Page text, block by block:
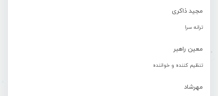
مجید ذاکری
ترانه سرا
معین راهبر
تنظیم کننده و خواننده
مهرشاد